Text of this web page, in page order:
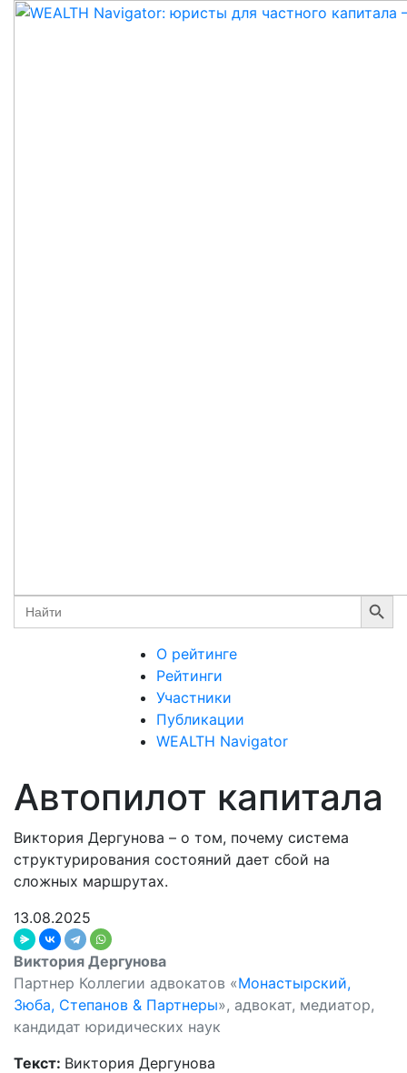
Search
for:
Search Button
О рейтинге
Рейтинги
Участники
Публикации
WEALTH Navigator
Автопилот капитала
Виктория Дергунова – о том, почему система
структурирования состояний дает сбой на
сложных маршрутах.
13.08.2025
Виктория Дергунова
Партнер Коллегии адвокатов «Монастырский,
Зюба, Степанов & Партнеры», адвокат, медиатор,
кандидат юридических наук
Текст: Виктория Дергунова